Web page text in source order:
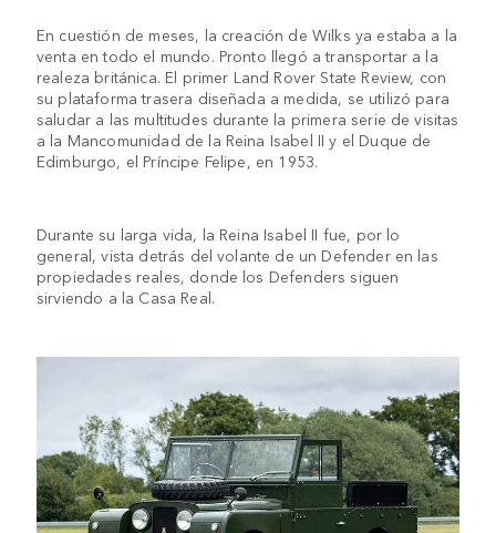
En cuestión de meses, la creación de Wilks ya estaba a la
venta en todo el mundo. Pronto llegó a transportar a la
realeza británica. El primer Land Rover State Review, con
su plataforma trasera diseñada a medida, se utilizó para
saludar a las multitudes durante la primera serie de visitas
a la Mancomunidad de la Reina Isabel II y el Duque de
Edimburgo, el Príncipe Felipe, en 1953.
Durante su larga vida, la Reina Isabel II fue, por lo
general, vista detrás del volante de un Defender en las
propiedades reales, donde los Defenders siguen
sirviendo a la Casa Real.